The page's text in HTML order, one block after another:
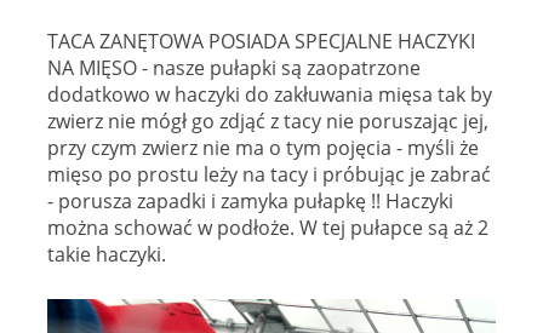
TACA ZANĘTOWA POSIADA SPECJALNE HACZYKI
NA MIĘSO - nasze pułapki są zaopatrzone
dodatkowo w haczyki do zakłuwania mięsa tak by
zwierz nie mógł go zdjąć z tacy nie poruszając jej,
przy czym zwierz nie ma o tym pojęcia - myśli że
mięso po prostu leży na tacy i próbując je zabrać
- porusza zapadki i zamyka pułapkę !! Haczyki
można schować w podłoże. W tej pułapce są aż 2
takie haczyki.